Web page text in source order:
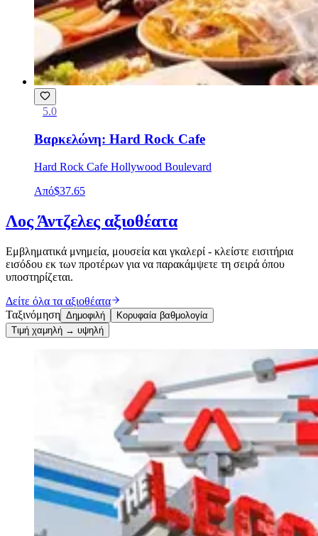
5.0
Βαρκελώνη: Hard Rock Cafe
Hard Rock Cafe Hollywood Boulevard
Από$37.65
Λος Άντζελες αξιοθέατα
Εμβληματικά μνημεία, μουσεία και γκαλερί - κλείστε εισιτήρια
εισόδου εκ των προτέρων για να παρακάμψετε τη σειρά όπου
υποστηρίζεται.
Δείτε όλα τα αξιοθέατα
Ταξινόμηση Δημοφιλή
Κορυφαία βαθμολογία
Τιμή χαμηλή → υψηλή